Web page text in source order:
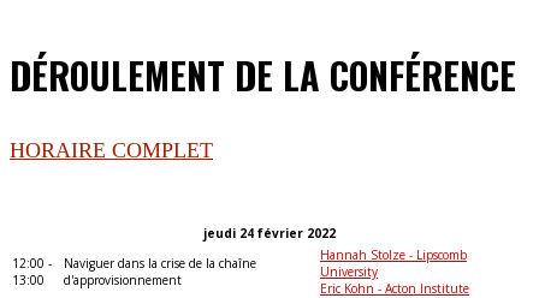
DÉROULEMENT DE LA CONFÉRENCE
HORAIRE COMPLET
jeudi 24 février 2022
12:00 -
13:00
Naviguer dans la crise de la chaîne
d'approvisionnement
Hannah Stolze - Lipscomb
University
Eric Kohn - Acton Institute